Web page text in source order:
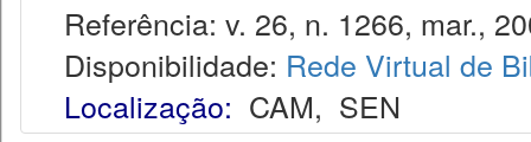
Referência: v. 26, n. 1266, mar.,
Disponibilidade: Rede Virtual de
Localização: CAM, SEN